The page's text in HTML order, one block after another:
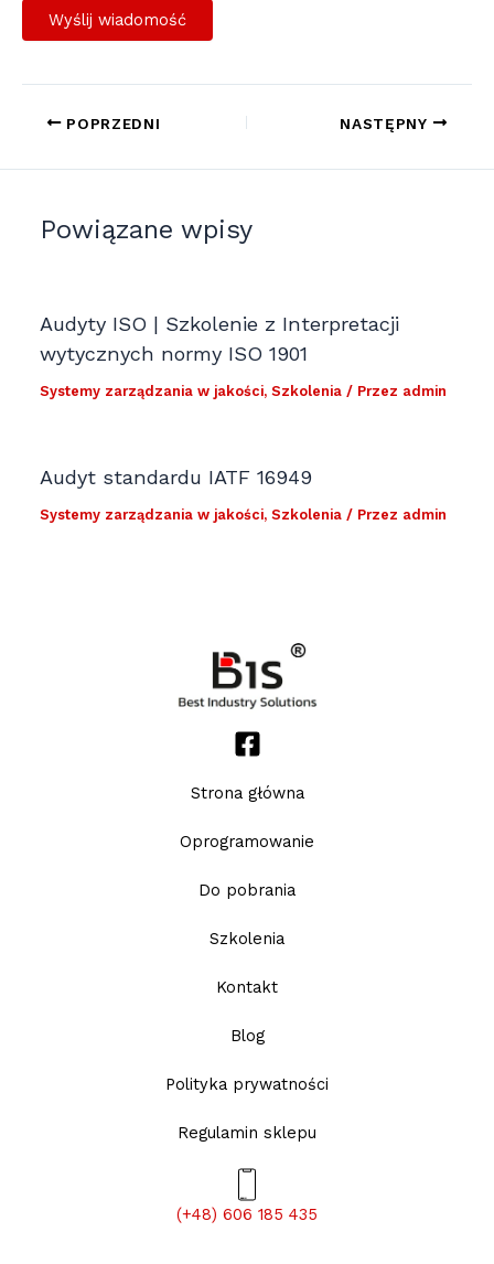
POPRZEDNI NASTĘPNY
Powiązane wpisy
Audyty ISO | Szkolenie z Interpretacji
wytycznych normy ISO 1901
Systemy zarządzania w jakości,Szkolenia / Przez admin
Audyt standardu IATF 16949
Systemy zarządzania w jakości,Szkolenia / Przez admin
Strona główna
Oprogramowanie
Do pobrania
Szkolenia
Kontakt
Blog
Polityka prywatności
Regulamin sklepu
(+48) 606 185 435